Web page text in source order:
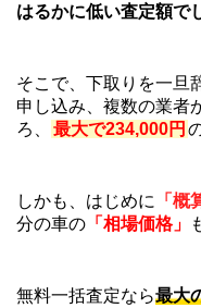
はるかに低い査定額で
そこで、下取りを一旦
申し込み、複数の業者
ろ、
最大で234,000円
しかも、はじめに 「概
分の車の 「相場価格」
無料一括査定なら最大